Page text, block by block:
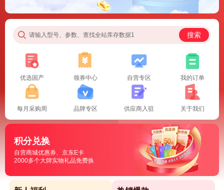
请输入型号、参数、查找全站库存数据1 搜索
优选国产 领券中心 自营专区 我的订单
每月采购周 品牌专区 供应商入驻 关于我们
积分兑换
自营商城优惠券、京东E卡
2000多个大牌实物礼品免费换